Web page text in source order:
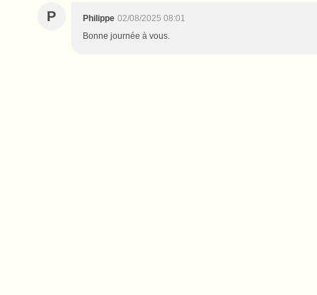
P Philippe 02/08/2025 08:01
Bonne journée à vous.